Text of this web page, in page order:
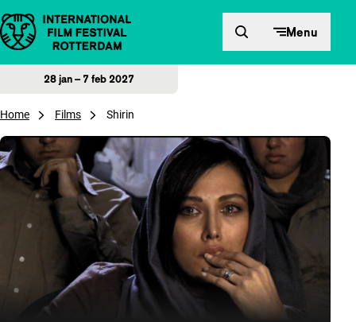
Direct naar inhoud Menu
28 jan – 7 feb 2027
Home Films Shirin